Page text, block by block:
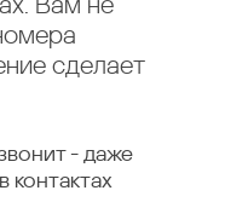
сделает
- даже
контактах